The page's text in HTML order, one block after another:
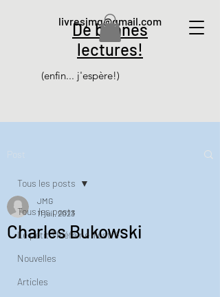
De bonnes
lectures!
(enfin... j'espère!)
livresjmg@gmail.com
Tous les posts
Le petit Thiéfaine illustré
Nouvelles
Articles
Tous les posts
Charles Bukowski
JMG
11 juil. 2023